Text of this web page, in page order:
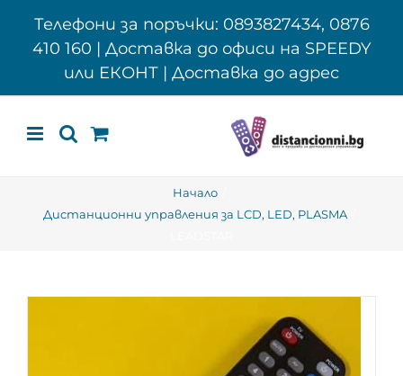
Телефони за поръчки: 0893827434, 0876
410 160 | Доставка до офиси на SPEEDY
или ЕКОНТ | Доставка до адрес
Начало
Дистанционни управления за LCD, LED, PLASMA